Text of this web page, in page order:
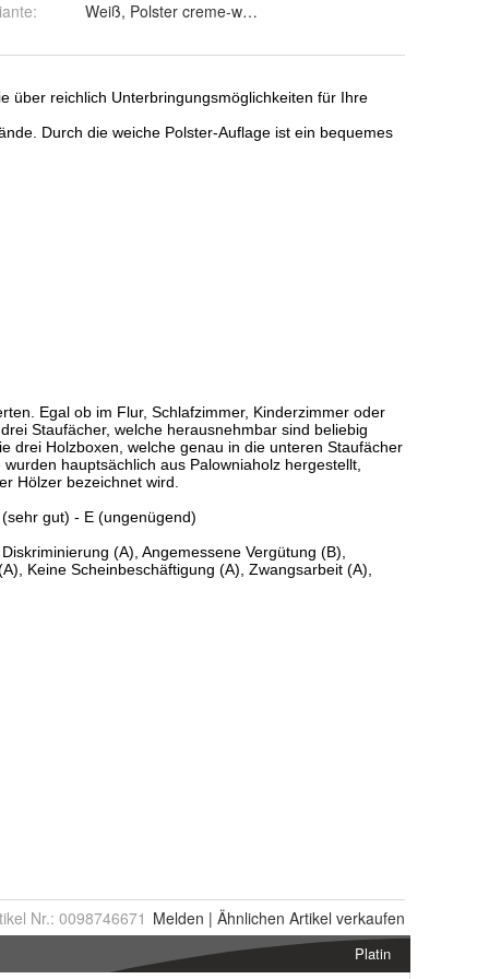
:
Nr.: 0098746671 Melden | Ähnlichen Artikel verkaufen
Platin